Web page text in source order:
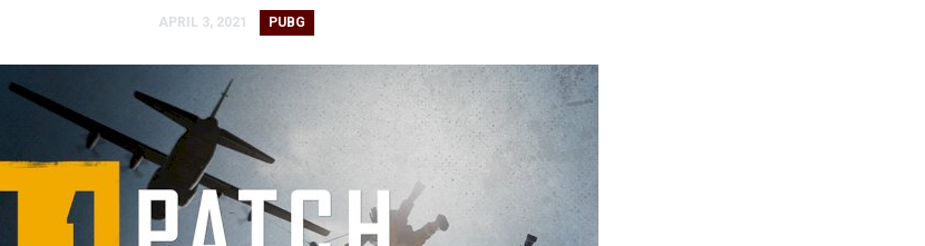
APRIL 3, 2021 PUBG